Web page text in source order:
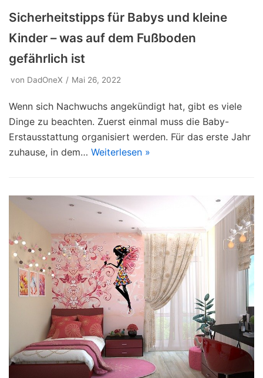
Sicherheitstipps für Babys und kleine
Kinder – was auf dem Fußboden
gefährlich ist
von DadOneX Mai 26, 2022
Wenn sich Nachwuchs angekündigt hat, gibt es viele
Dinge zu beachten. Zuerst einmal muss die Baby-
Erstausstattung organisiert werden. Für das erste Jahr
zuhause, in dem… Weiterlesen »